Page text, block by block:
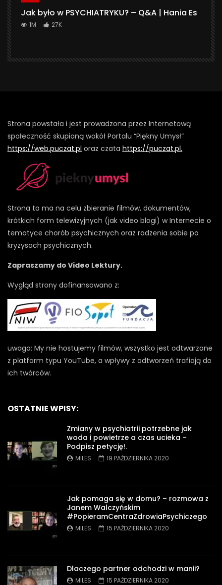
Jak było w PSYCHIATRYKU? – Q&A | Hania Es
1M 27K
Strona powstała i jest prowadzona przez Internetową
społeczność skupioną wokół Portalu “Piękny Umysł”
https://web.puczat.pl oraz czata https://puczat.pl.
Strona ta ma na celu zbieranie filmów, dokumentów,
krótkich form telewizyjnych (jak video blogi) w Internecie o
tematyce chorób psychicznych oraz radzenia sobie po
kryzysach psychicznych.
Zapraszamy do Video Lektury.
Wygląd strony dofinansowano z:
uwaga: My nie hostujemy filmów, wszystko jest odtwarzane
z platform typu YouTube, a wpływy z odtworzeń trafiają do
ich twórców.
OSTATNIE WPISY:
Zmiany w psychiatrii potrzebne jak
woda i powietrze a czas ucieka –
Podpisz petycję!.
MILES 19 PAŹDZIERNIKA 2020
Jak pomaga się w domu? – rozmowa z
Janem Walczyńskim
#PopieramCentraZdrowiaPsychiczego
MILES 15 PAŹDZIERNIKA 2020
Dlaczego partner odchodzi w manii?
MILES 15 PAŹDZIERNIKA 2020